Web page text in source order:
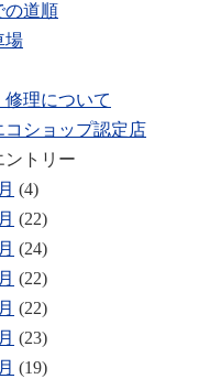
の道順
場
修理について
コショップ認定店
ントリー
(4)
(22)
(24)
(22)
(22)
(23)
(19)